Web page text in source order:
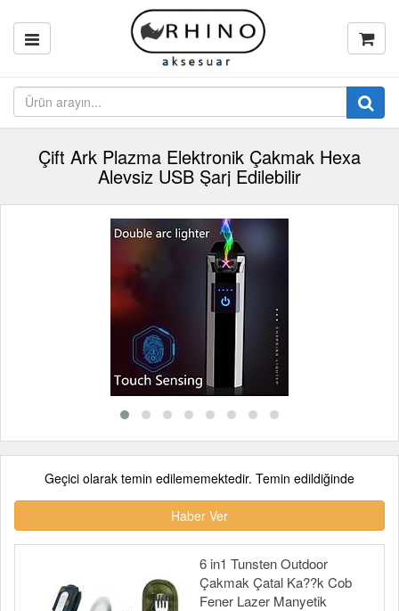
Çift Ark Plazma Elektronik Çakmak Hexa
Alevsiz USB Şarj Edilebilir
Geçici olarak temin edilememektedir. Temin edildiğinde
Haber Ver
6 in1 Tunsten Outdoor
Çakmak Çatal Ka??k Cob
Fener Lazer Manyetik